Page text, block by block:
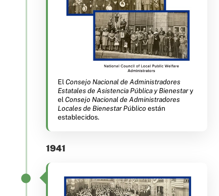
El Consejo Nacional de Administradores
Estatales de Asistencia Pública y Bienestary
el Consejo Nacional de Administradores
Locales de Bienestar Público están
establecidos.
1941